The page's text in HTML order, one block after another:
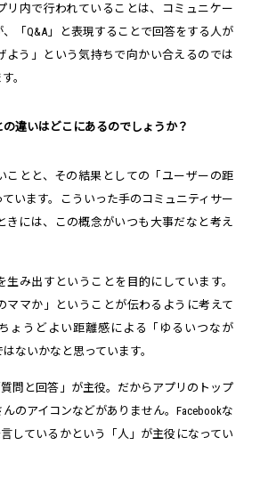
リ内で行われていることは、コミュニケー
「Q&A」と表現することで回答をする人が
よう」という気持ちで向かい合えるのでは
。
違いはどこにあるのでしょうか？
ことと、その結果としての「ユーザーの距
います。こういった手のコミュニティサー
きには、この概念がいつも大事だなと考え
生み出すということを目的にしています。
ママか」ということが伝わるように考えて
ょうどよい距離感による「ゆるいつなが
ないかなと思っています。
問と回答」が主役。だからアプリのトップ
のアイコンなどがありません。Facebookな
しているかという「人」が主役になってい